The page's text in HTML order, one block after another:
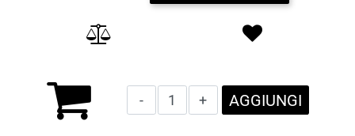
Quantità
AGGIUNGI